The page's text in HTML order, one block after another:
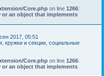
Core.php on line 1266:
or an object that implements
2017, 05:51
кружки и секции, социальные
Core.php on line 1266:
or an object that implements